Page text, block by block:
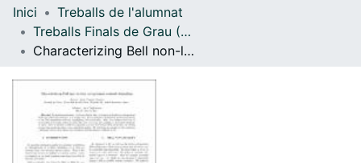
Navega per tot el DD
Com publicar
Inici
Treballs de l'alumnat
Treballs Finals de Grau (TFG) - Física
Characterizing Bell non-locality using tensor network formalism